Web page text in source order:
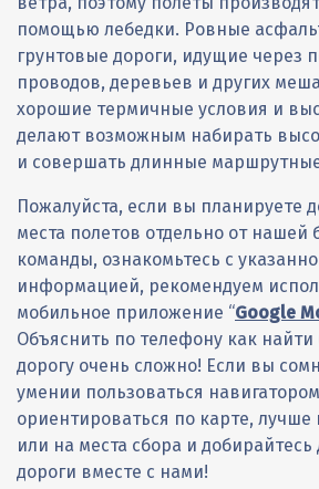
Лайв треккинг
Приборы
Шлемы
Аксессуары
АКСЕССУАРЫ 777
АКСЕССУАРЫ NEARBIRDS
АКСЕССУАРЫ РАЗНЫЕ
КАРАБИНЫ
Доставка
Дороги для малинки
Дороги для пассивки
Погода
Парапланерные
Лыжные
Экскурсионные
О НАШЕМ КЛУБЕ
Пилоты
Результаты
Парапланы
Автомобили
Буксировочные системы
Отчеты о парапланерных поездках
Отчеты о лыжных поездках
КОНТАКТЫ
Как проехать в клуб и к местам сбора
Контактные лица
Региональные представители
Обратная связь
Группа ВКонтакте
помощью лебедки. Ровные
грунтовые дороги, идущие через
проводов, деревьев и других
хорошие термичные условия и
делают возможным набирать
и совершать длинные
Пожалуйста, если вы планируете
места полетов отдельно от нашей
команды, ознакомьтесь с
информацией, рекомендуем
мобильное приложение “Google
Объяснить по телефону как
дорогу очень сложно! Если вы
умении пользоваться
ориентироваться по карте, лучше
или на места сбора и
дороги вместе с нами!